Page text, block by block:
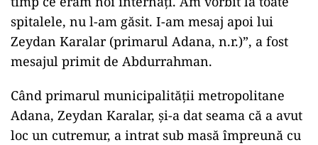
spitalele, nu l-am găsit. I-am mesaj apoi lui
Zeydan Karalar (primarul Adana, n.r.)”, a fost
mesajul primit de Abdurrahman.
Când primarul municipalității metropolitane
Adana, Zeydan Karalar, și-a dat seama că a avut
loc un cutremur, a intrat sub masă împreună cu